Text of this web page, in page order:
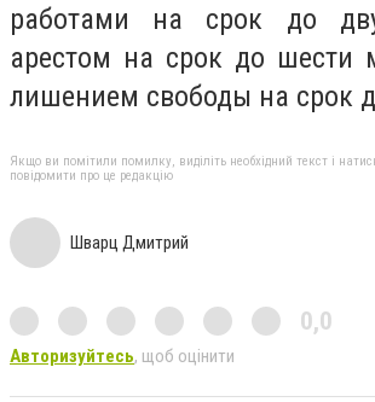
работами на срок до
арестом на срок до шести
лишением свободы на срок
Якщо ви помітили помилку, виділіть необхідний текст і
повідомити про це редакцію
Шварц Дмитрий
0,0
Авторизуйтесь, щоб оцінити